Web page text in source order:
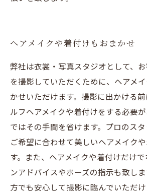
ヘアメイクや着付けもおまかせ
弊社は衣裳・写真スタジオとして、
を撮影していただくために、ヘアメ
かせいただけます。撮影に出かける
ルフヘアメイクや着付けをする必要
ではその手間を省けます。プロのス
ご希望に合わせて美しいヘアメイク
す。また、ヘアメイクや着付けだけ
ンアドバイスやポーズの指示も致し
方でも安心して撮影に臨んでいただ